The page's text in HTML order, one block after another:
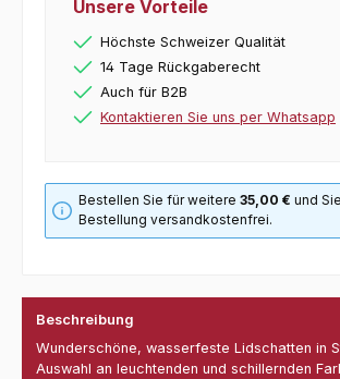
Unsere Vorteile
Höchste Schweizer Qualität
14 Tage Rückgaberecht
Auch für B2B
Kontaktieren Sie uns per Whatsapp
Bestellen Sie für weitere35,00 € und
Bestellung versandkostenfrei.
Beschreibung
Wunderschöne, wasserfeste Lidschatten in
Auswahl an leuchtenden und schillernden